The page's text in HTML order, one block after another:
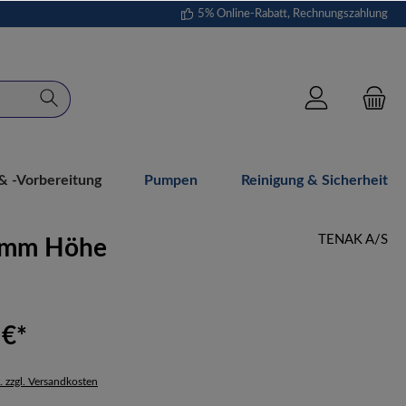
5% Online-Rabatt, Rechnungszahlung
-vorbereitung Pumpen Reinigung & Sicherheit
Höhe TENAK A/S
zzgl. Versandkosten